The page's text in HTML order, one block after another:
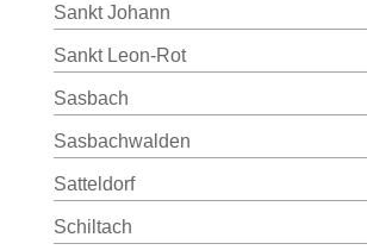
Sankt Johann
Sankt Leon-Rot
Sasbach
Sasbachwalden
Satteldorf
Schiltach